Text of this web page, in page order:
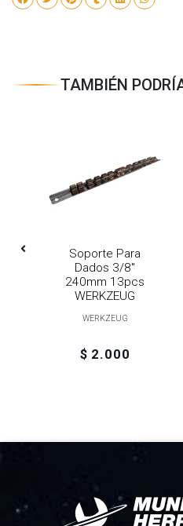
TAMBIÉN
Soporte Para
Dados 3/8"
240mm 13pcs
WERKZEUG
WERKZEUG
$ 2.000